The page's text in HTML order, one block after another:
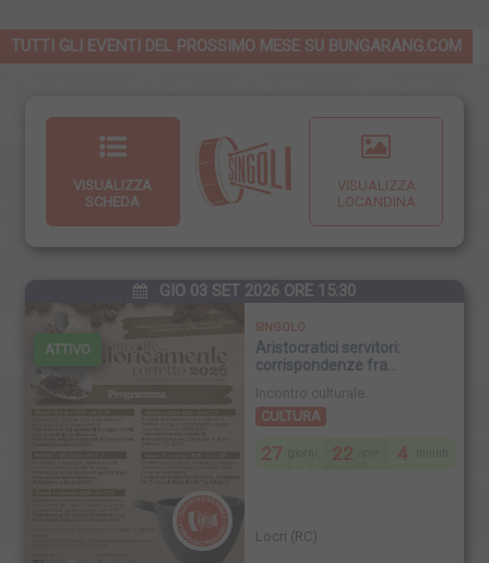
TUTTI GLI EVENTI DEL PROSSIMO MESE SU BUNGARANG.COM
VISUALIZZA
SCHEDA
VISUALIZZA
LOCANDINA
GIO 03 SET 2026 ORE 15:30
ATTIVO
SINGOLO
Aristocratici servitori:
corrispondenze fra
età spagnola
CULTURA
INIZIA
27 22 4
Locri (RC)